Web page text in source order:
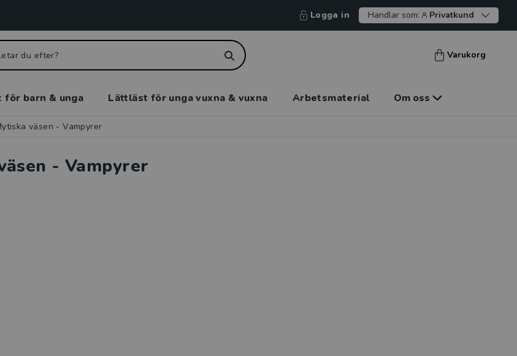
Logga in Handlar som: Privatkund
Varukorg
för barn & unga Lättläst för unga vuxna & vuxna Arbetsmaterial Om oss
väsen - Vampyrer
- Vampyrer